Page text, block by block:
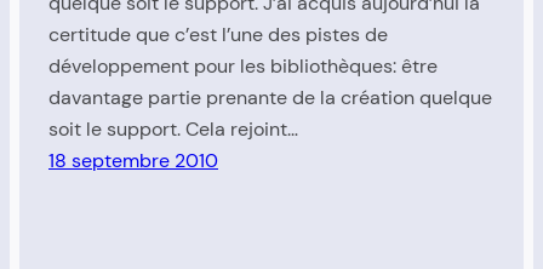
certitude que c’est l’une des pistes de
développement pour les bibliothèques: être
davantage partie prenante de la création quelque
soit le support. Cela rejoint…
18 septembre 2010